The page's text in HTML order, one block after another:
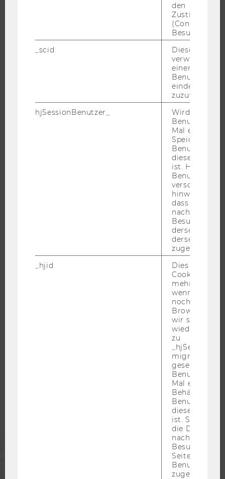
EVENTS ARCHIV
WELCOME SERVICES
JOBS MIT WU-STUDIUM
den
(Consent)
Besuchers.
_scid
Dieses
verwendet,
einem/einer
Benutzer*in
eindeutige ID
zuzuweisen
hjSessionBenutzer_
Wird gesetzt,
Benutzer
Mal eine
Speichert die
Benutzer-ID,
diese Seite
ist. Hotjar
Benutzer
verschiedene
hinweg.Stellt
dass Daten
Besuchen auf
derselben
derselben
zugeordnet
_hjid
Dies ist ein
Cookie, das
mehr setzen,
wenn ein
noch in
Browser hat,
wir seinen
zu
migrieren.
gesetzt,
Benutzer
Mal eine
Behält die
Benutzer-ID
diese Seite
ist. Stellt
die Daten von
Besuchen
Seite
Benutzer-ID
zugeordnet